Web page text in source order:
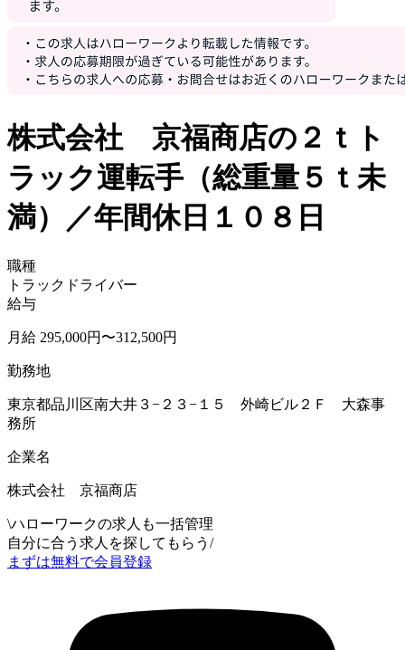
株式会社 京福商店の２ｔト
ラック運転手（総重量５ｔ未
満）／年間休日１０８日
職種
トラックドライバー
給与
月給 295,000円〜312,500円
勤務地
東京都品川区南大井３−２３−１５ 外崎ビル２Ｆ 大森事
務所
企業名
株式会社 京福商店
\ハローワークの求人も一括管理
自分に合う求人を探してもらう /
まずは無料で会員登録